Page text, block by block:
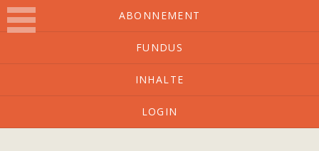
ABONNEMENT
FUNDUS
INHALTE
LOGIN
O-Ton
Kulturmagazin mit Charakter